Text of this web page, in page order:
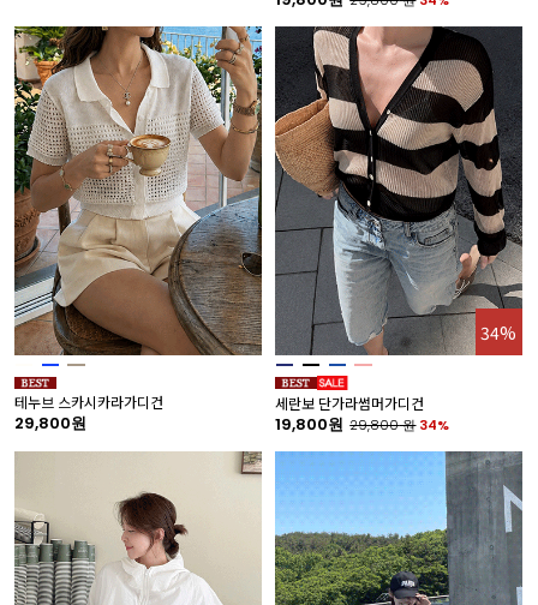
테누브 스카시카라가디건
29,800원
34%
세란보 단가라썸머가디건
19,800원 29,800원 34%